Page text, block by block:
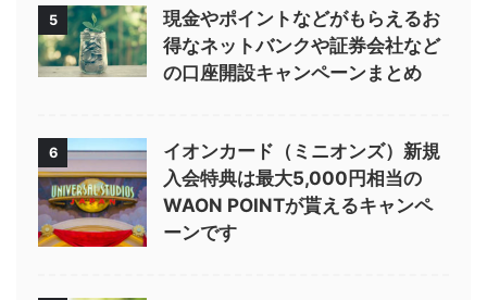
5
現金やポイントなどがもらえるお
得なネットバンクや証券会社など
の口座開設キャンペーンまとめ
6
イオンカード（ミニオンズ）新規
入会特典は最大5,000円相当の
WAON POINTが貰えるキャンペ
ーンです